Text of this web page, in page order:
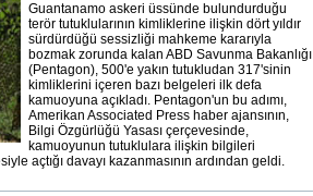
Guantanamo askeri üssünde bulundurduğu
terör tutuklularının kimliklerine ilişkin dört yıldır
sürdürdüğü sessizliği mahkeme kararıyla
bozmak zorunda kalan ABD Savunma Bakanlığı
(Pentagon), 500'e yakın tutukludan 317'sinin
kimliklerini içeren bazı belgeleri ilk defa
kamuoyuna açıkladı. Pentagon'un bu adımı,
Amerikan Associated Press haber ajansının,
Bilgi Özgürlüğü Yasası çerçevesinde,
kamuoyunun tutuklulara ilişkin bilgileri
açtığı davayı kazanmasının ardından geldi.